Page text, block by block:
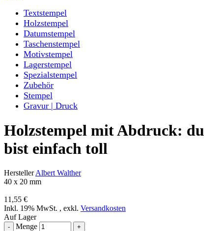
Textstempel
Holzstempel
Datumstempel
Taschenstempel
Motivstempel
Lagerstempel
Spezialstempel
Zubehör
Stempel
Gravur | Druck
Holzstempel mit Abdruck: du
bist einfach toll
HerstellerAlbert Walther
40 x 20 mm
11,55 €
Inkl. 19% MwSt. , exkl. Versandkosten
Auf Lager
- Menge
+